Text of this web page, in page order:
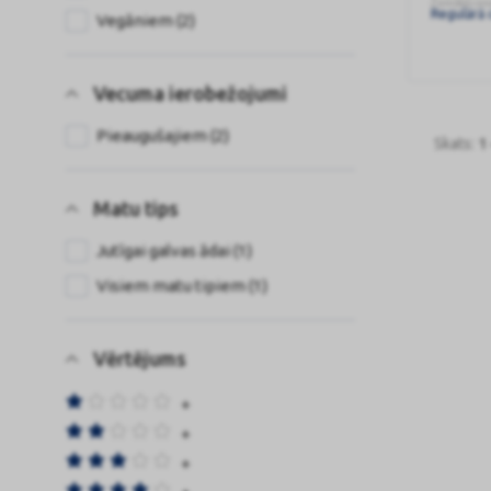
Vegāniem (2)
Vecuma ierobežojumi
Pieaugušajiem (2)
Matu tips
Jutīgai galvas ādai (1)
Visiem matu tipiem (1)
Vērtējums
+
+
+
Regulārā
Skats: 1